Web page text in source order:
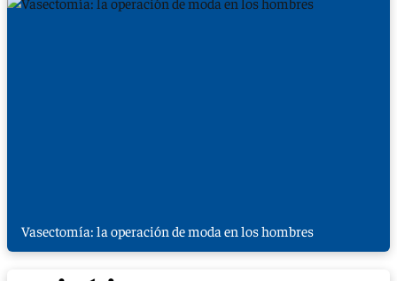
Vasectomía: la operación de moda en los hombres